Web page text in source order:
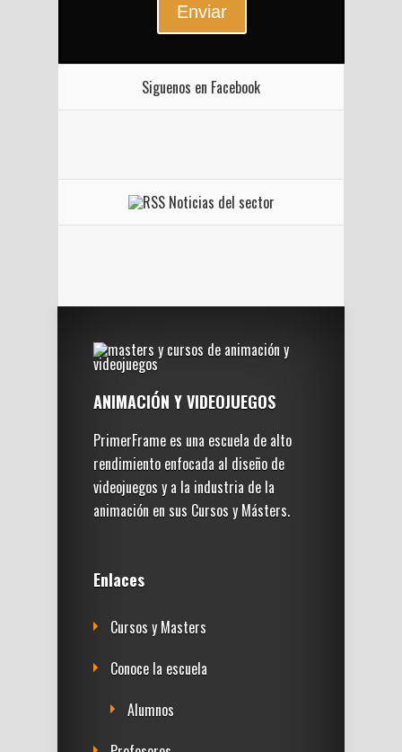
Enviar
Siguenos en Facebook
Noticias del sector
ANIMACIÓN Y VIDEOJUEGOS
PrimerFrame es una escuela de alto
rendimiento enfocada al diseño de
videojuegos y a la industria de la
animación en sus Cursos y Másters.
Enlaces
Cursos y Masters
Conoce la escuela
Alumnos